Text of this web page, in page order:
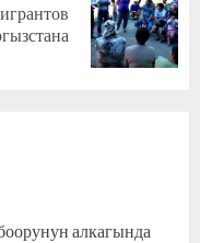
алкагында